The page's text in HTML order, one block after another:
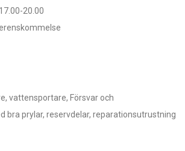
20.00
vattensportare, Försvar och
bra prylar, reservdelar, reparationsutrustning